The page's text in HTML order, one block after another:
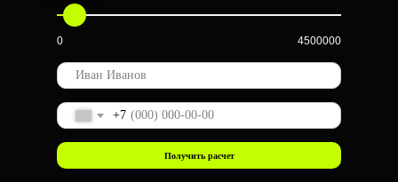
0 4500000
+7
Получить расчет